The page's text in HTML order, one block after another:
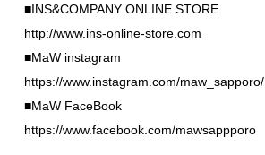
■INS&COMPANY ONLINE STORE
http://www.ins-online-store.com
■MaW instagram
https://www.instagram.com/maw_sapporo/
■MaW FaceBook
https://www.facebook.com/mawsappporo